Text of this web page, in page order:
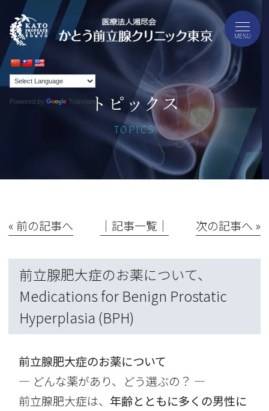
Powered by Translateトピックス
TOPICS
« 前の記事へ │記事一覧│ 次の記事へ »
前立腺肥大症のお薬について、
Medications for Benign Prostatic
Hyperplasia (BPH)
前立腺肥大症のお薬について
― どんな薬があり、どう選ぶの？ ―
前立腺肥大症は、年齢とともに多くの男性に